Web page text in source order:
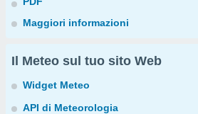
Maggiori informazioni
Il Meteo sul tuo sito Web
Widget Meteo
API di Meteorologia